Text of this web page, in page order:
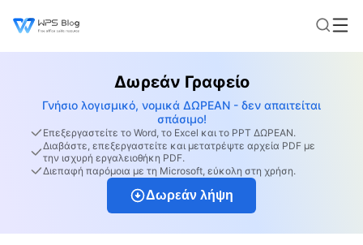
Δωρεάν Γραφείο
Γνήσιο λογισμικό, νομικά ΔΩΡΕΑΝ - δεν απαιτείται
σπάσιμο!
Επεξεργαστείτε το Word, το Excel και το PPT ΔΩΡΕΑΝ.
Διαβάστε, επεξεργαστείτε και μετατρέψτε αρχεία PDF με
την ισχυρή εργαλειοθήκη PDF.
Διεπαφή παρόμοια με τη Microsoft, εύκολη στη χρήση.
Δωρεάν λήψη